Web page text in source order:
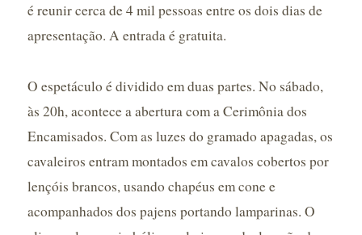
é reunir cerca de 4 mil pessoas entre os dois dias de
apresentação. A entrada é gratuita.
O espetáculo é dividido em duas partes. No sábado,
às 20h, acontece a abertura com a Cerimônia dos
Encamisados. Com as luzes do gramado apagadas, os
cavaleiros entram montados em cavalos cobertos por
lençóis brancos, usando chapéus em cone e
acompanhados dos pajens portando lamparinas. O